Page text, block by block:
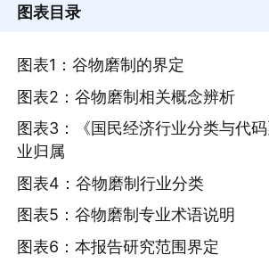
图表目录
图表1：谷物磨制的界定
图表2：谷物磨制相关概念辨析
图表3：《国民经济行业分类与代
业归属
图表4：谷物磨制行业分类
图表5：谷物磨制专业术语说明
图表6：本报告研究范围界定